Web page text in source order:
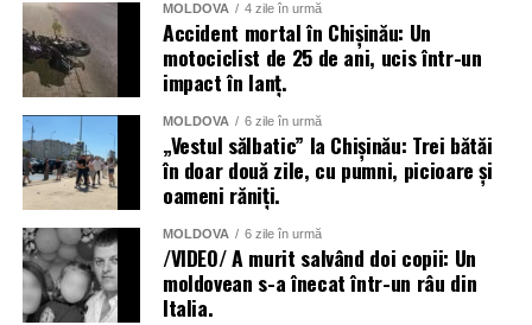
MOLDOVA 4 zile în urmă
Accident mortal în Chișinău: Un
motociclist de 25 de ani, ucis într-un
impact în lanț.
MOLDOVA 6 zile în urmă
„Vestul sălbatic” la Chișinău: Trei bătăi
în doar două zile, cu pumni, picioare și
oameni răniți.
MOLDOVA 6 zile în urmă
/VIDEO/ A murit salvând doi copii: Un
moldovean s-a înecat într-un râu din
Italia.